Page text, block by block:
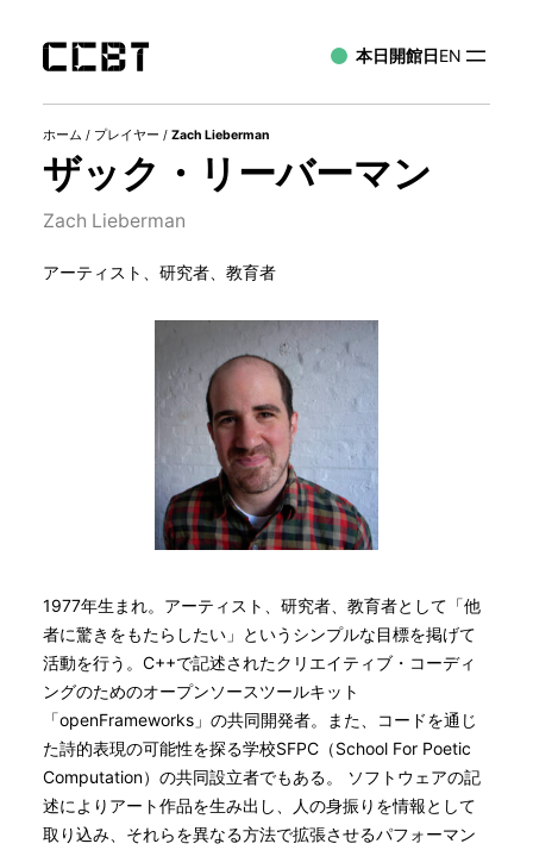
本日開館日EN
ホーム / プレイヤー / Zach Lieberman
ザック・リーバーマン
Zach Lieberman
アーティスト、研究者、教育者
1977年生まれ。アーティスト、研究者、教育者として「他
者に驚きをもたらしたい」というシンプルな目標を掲げて
活動を行う。C++で記述されたクリエイティブ・コーディ
ングのためのオープンソースツールキット
「openFrameworks」の共同開発者。また、コードを通じ
た詩的表現の可能性を探る学校SFPC（School For Poetic
Computation）の共同設立者でもある。 ソフトウェアの記
述によりアート作品を生み出し、人の身振りを情報として
取り込み、それらを異なる方法で拡張させるパフォーマン